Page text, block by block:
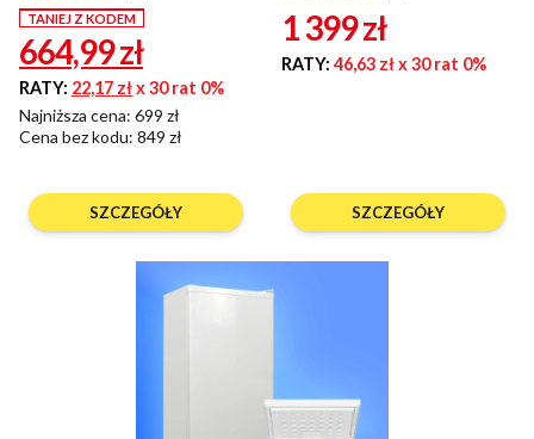
TANIEJ Z KODEM
664,99zł
RATY: 22,17 złx 30 rat 0%
Najniższa cena: 699 zł
Cena bez kodu: 849 zł
SZCZEGÓŁY
1 399zł
RATY: 46,63 złx 30 rat 0%
SZCZEGÓŁY